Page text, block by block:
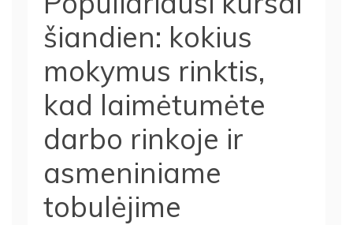
šiandien: kokius
mokymus rinktis,
kad laimėtumėte
darbo rinkoje ir
asmeniniame
tobulėjime